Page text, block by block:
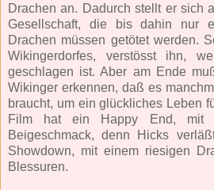
Drachen an. Dadurch stellt er sich
Gesellschaft, die bis dahin nur
Drachen müssen getötet werden.
Wikingerdorfes, verstösst ihn,
geschlagen ist. Aber am Ende
Wikinger erkennen, daß es
braucht, um ein glückliches Leben
Film hat ein Happy End, mit
Beigeschmack, denn Hicks
Showdown, mit einem riesigen
Blessuren.